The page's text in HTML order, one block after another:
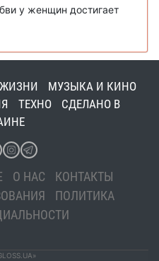
у женщин достигает
МУЗЫКА И КИНО
ТЕХНО
СДЕЛАНО В
О НАС
КОНТАКТЫ
ПОЛИТИКА